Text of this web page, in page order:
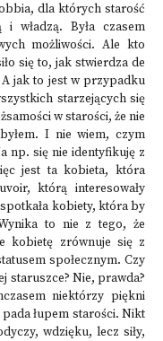
dla których starość
władzą. Była czasem
możliwości. Ale kto
się to, jak stwierdza de
jak to jest w przypadku
starzejących się
w starości, że nie
I nie wiem, czym
np. się nie identyfikuję z
jest ta kobieta, która
którą interesowały
kobiety, która by
to nie z tego, że
kobietę zrównuje się z
społecznym. Czy
staruszce? Nie, prawda?
niektórzy piękni
łupem starości. Nikt
wdzięku, lecz siły,